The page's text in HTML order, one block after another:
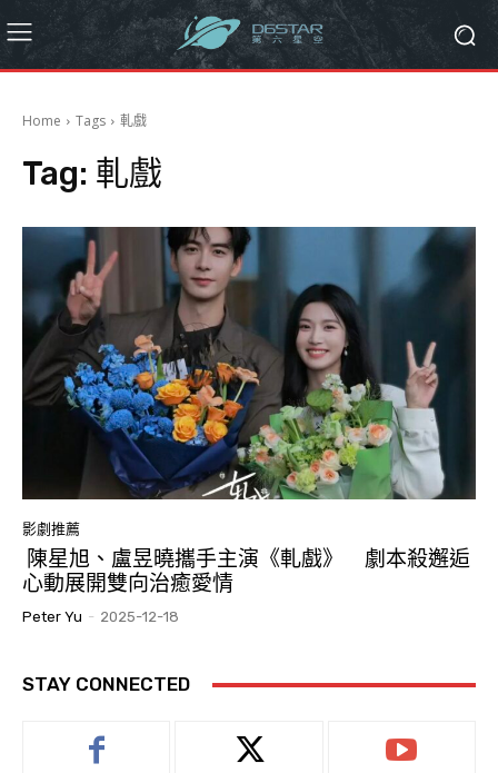
Home Tags 軋戲
Tag: 軋戲
影劇推薦
陳星旭、盧昱曉攜手主演《軋戲》 劇本殺邂逅
心動展開雙向治癒愛情
Peter Yu - 2025-12-18
STAY CONNECTED